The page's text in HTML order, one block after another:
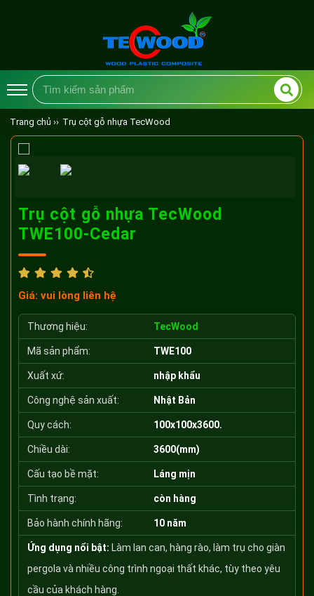
Trang chủ ›› Trụ cột gỗ nhựa TecWood
Trụ cột gỗ nhựa TecWood
TWE100-Cedar
Giá: vui lòng liên hệ
Thương hiệu: TecWood
Mã sản phẩm: TWE100
Xuất xứ: nhập khẩu
Công nghệ sản xuất: Nhật Bản
Quy cách: 100x100x3600.
Chiều dài: 3600(mm)
Cấu tạo bề mặt: Láng mịn
Tình trạng: còn hàng
Bảo hành chính hãng: 10 năm
Ứng dụng nổi bật: Làm lan can, hàng rào, làm trụ cho giàn
pergola và nhiều công trình ngoại thất khác, tùy theo yêu
cầu của khách hàng.